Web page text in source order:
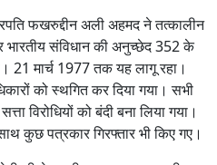
फखरुद्दीन अली अहमद ने तत्कालीन
भारतीय संविधान की अनुच्छेद 352 के
21 मार्च 1977 तक यह लागू रहा।
को स्थगित कर दिया गया। सभी
विरोधियों को बंदी बना लिया गया।
कुछ पत्रकार गिरफ्तार भी किए गए।